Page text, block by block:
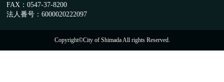
FAX：0547-37-8200
法人番号：6000020222097
Copyright©City of Shimada All rights Reserved.